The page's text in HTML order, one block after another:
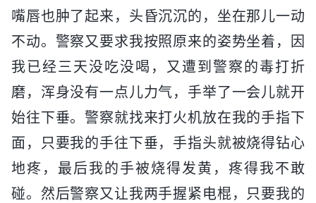
嘴唇也肿了起来，头昏沉沉的，坐在那儿一动
不动。警察又要求我按照原来的姿势坐着，因
我已经三天没吃没喝，又遭到警察的毒打折
磨，浑身没有一点儿力气，手举了一会儿就开
始往下垂。警察就找来打火机放在我的手指下
面，只要我的手往下垂，手指头就被烧得钻心
地疼，最后我的手被烧得发黄，疼得我不敢
碰。然后警察又让我两手握紧电棍，只要我的